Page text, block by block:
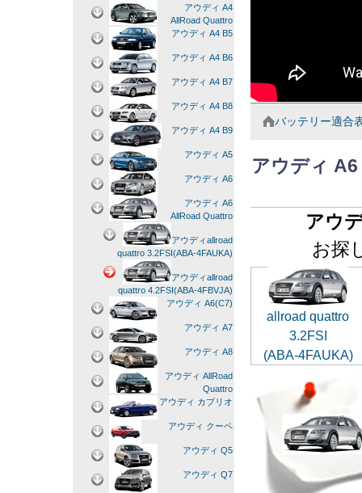
バッテリー適合
アウディ
アウ
お探
allroad quattro
3.2FSI
(ABA-4FAUKA)
アウディ A4
AllRoad Quattro
アウディ A4 B5
アウディ A4 B6
アウディ A4 B7
アウディ A4 B8
アウディ A4 B9
アウディ A5
アウディ A6
アウディ A6
AllRoad Quattro
アウディallroad
quattro 3.2FSI(ABA-4FAUKA)
アウディallroad
quattro 4.2FSI(ABA-4FBVJA)
アウディ A6(C7)
アウディ A7
アウディ A8
アウディ AllRoad
Quattro
アウディ カブリオ
アウディ クーペ
アウディ Q5
アウディ Q7